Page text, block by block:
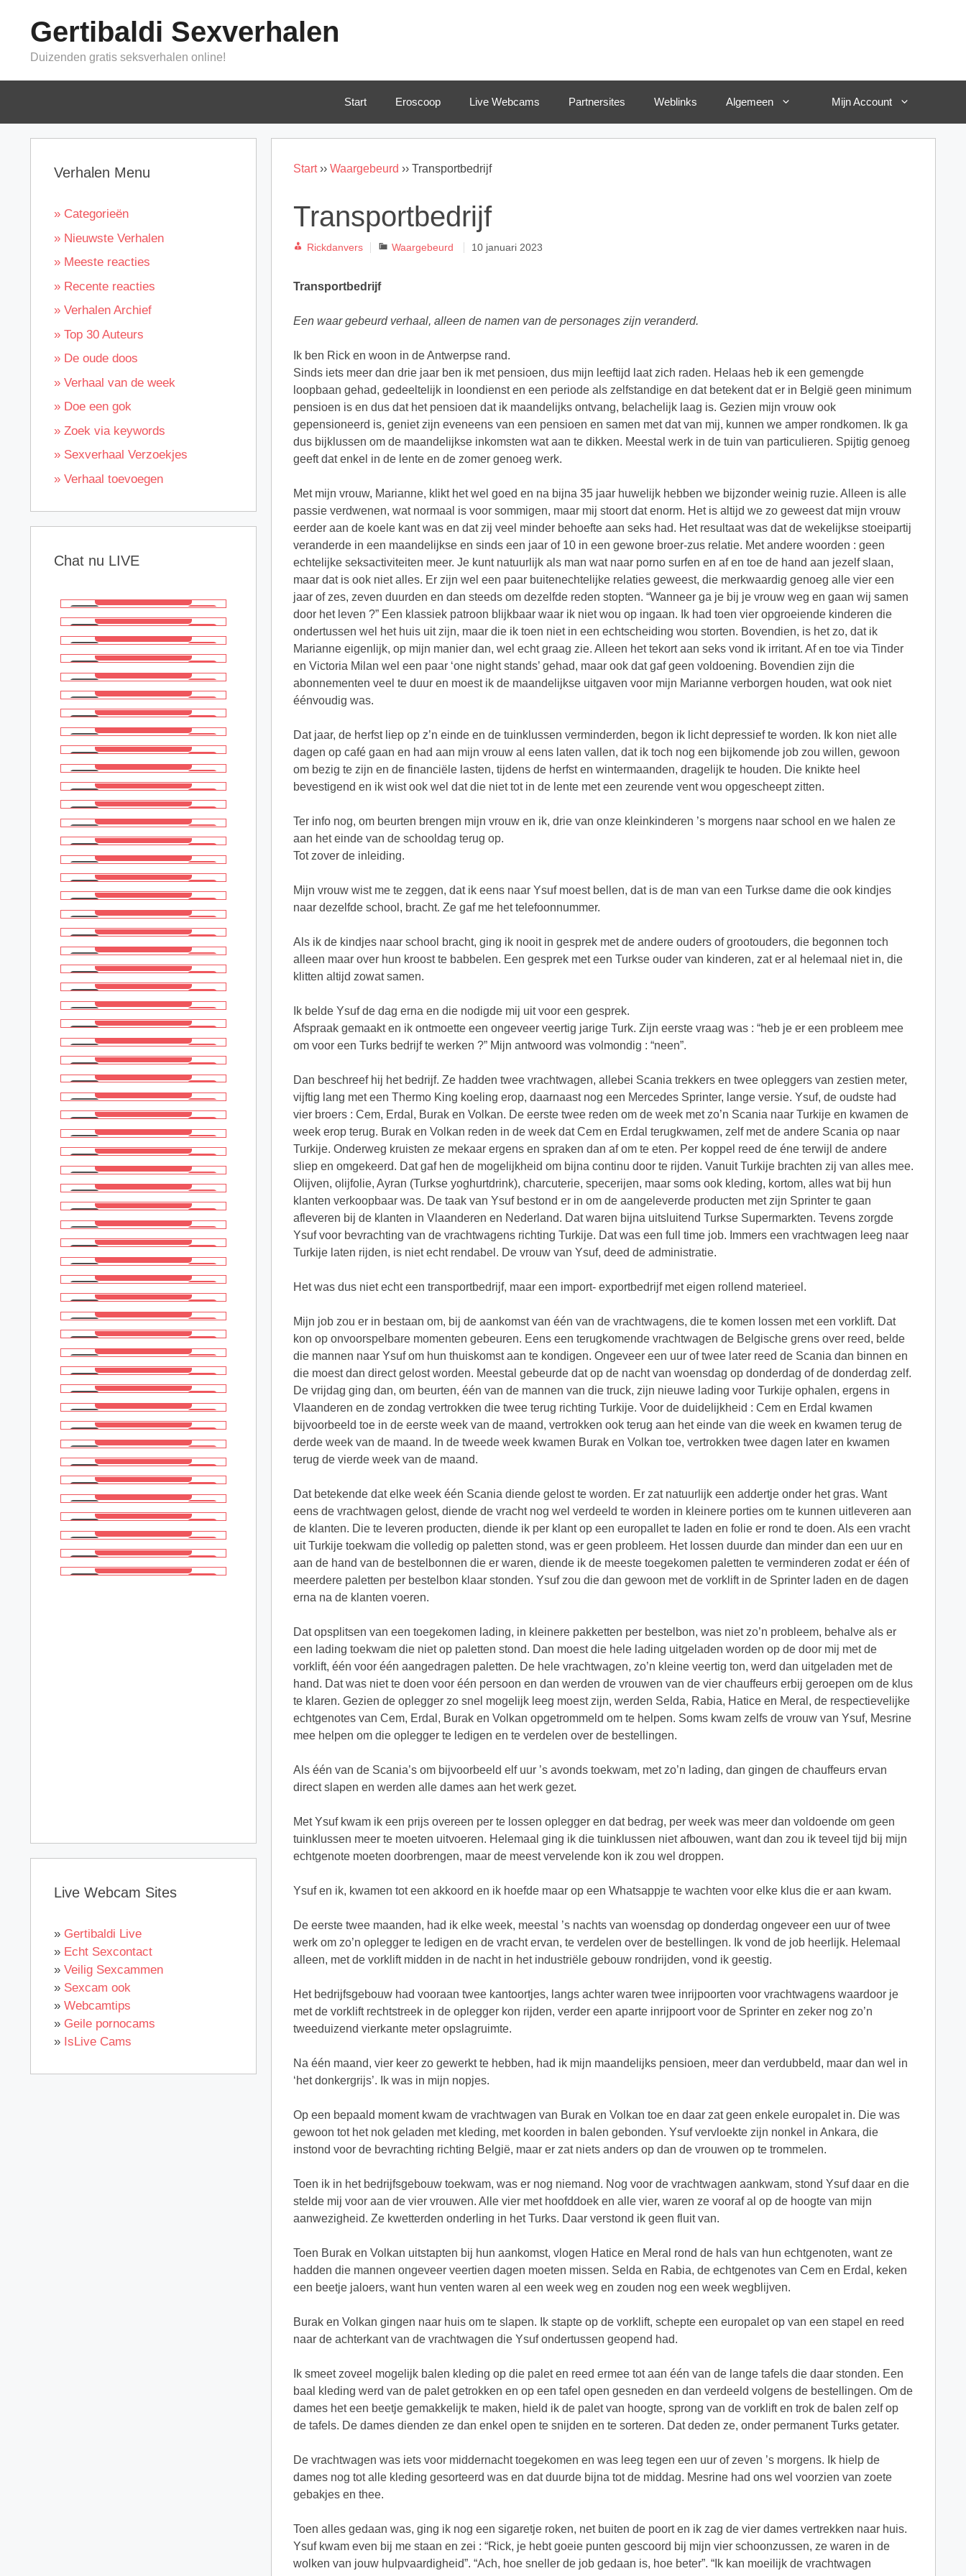
inhoud
Gertibaldi Sexverhalen
Duizenden gratis seksverhalen online!
Start Eroscoop Live Webcams Partnersites Weblinks Algemeen Mijn Account
Start›› Waargebeurd ›› Transportbedrijf
Transportbedrijf
Rickdanvers Categorieën
Waargebeurd 10 januari 2023
Transportbedrijf
Een waar gebeurd verhaal, alleen de namen van de personages zijn veranderd.
Ik ben Rick en woon in de Antwerpse rand.
Sinds iets meer dan drie jaar ben ik met pensioen, dus mijn leeftijd laat zich raden. Helaas heb ik een gemengde
loopbaan gehad, gedeeltelijk in loondienst en een periode als zelfstandige en dat betekent dat er in België geen minimum
pensioen is en dus dat het pensioen dat ik maandelijks ontvang, belachelijk laag is. Gezien mijn vrouw ook
gepensioneerd is, geniet zijn eveneens van een pensioen en samen met dat van mij, kunnen we amper rondkomen. Ik ga
dus bijklussen om de maandelijkse inkomsten wat aan te dikken. Meestal werk in de tuin van particulieren. Spijtig genoeg
geeft dat enkel in de lente en de zomer genoeg werk.
Met mijn vrouw, Marianne, klikt het wel goed en na bijna 35 jaar huwelijk hebben we bijzonder weinig ruzie. Alleen is alle
passie verdwenen, wat normaal is voor sommigen, maar mij stoort dat enorm. Het is altijd we zo geweest dat mijn vrouw
eerder aan de koele kant was en dat zij veel minder behoefte aan seks had. Het resultaat was dat de wekelijkse stoeipartij
veranderde in een maandelijkse en sinds een jaar of 10 in een gewone broer-zus relatie. Met andere woorden : geen
echtelijke seksactiviteiten meer. Je kunt natuurlijk als man wat naar porno surfen en af en toe de hand aan jezelf slaan,
maar dat is ook niet alles. Er zijn wel een paar buitenechtelijke relaties geweest, die merkwaardig genoeg alle vier een
jaar of zes, zeven duurden en dan steeds om dezelfde reden stopten. “Wanneer ga je bij je vrouw weg en gaan wij samen
door het leven ?” Een klassiek patroon blijkbaar waar ik niet wou op ingaan. Ik had toen vier opgroeiende kinderen die
ondertussen wel het huis uit zijn, maar die ik toen niet in een echtscheiding wou storten. Bovendien, is het zo, dat ik
Marianne eigenlijk, op mijn manier dan, wel echt graag zie. Alleen het tekort aan seks vond ik irritant. Af en toe via Tinder
en Victoria Milan wel een paar ‘one night stands’ gehad, maar ook dat gaf geen voldoening. Bovendien zijn die
abonnementen veel te duur en moest ik de maandelijkse uitgaven voor mijn Marianne verborgen houden, wat ook niet
éénvoudig was.
Dat jaar, de herfst liep op z’n einde en de tuinklussen verminderden, begon ik licht depressief te worden. Ik kon niet alle
dagen op café gaan en had aan mijn vrouw al eens laten vallen, dat ik toch nog een bijkomende job zou willen, gewoon
om bezig te zijn en de financiële lasten, tijdens de herfst en wintermaanden, dragelijk te houden. Die knikte heel
bevestigend en ik wist ook wel dat die niet tot in de lente met een zeurende vent wou opgescheept zitten.
Ter info nog, om beurten brengen mijn vrouw en ik, drie van onze kleinkinderen ’s morgens naar school en we halen ze
aan het einde van de schooldag terug op.
Tot zover de inleiding.
Mijn vrouw wist me te zeggen, dat ik eens naar Ysuf moest bellen, dat is de man van een Turkse dame die ook kindjes
naar dezelfde school, bracht. Ze gaf me het telefoonnummer.
Als ik de kindjes naar school bracht, ging ik nooit in gesprek met de andere ouders of grootouders, die begonnen toch
alleen maar over hun kroost te babbelen. Een gesprek met een Turkse ouder van kinderen, zat er al helemaal niet in, die
klitten altijd zowat samen.
Ik belde Ysuf de dag erna en die nodigde mij uit voor een gesprek.
Afspraak gemaakt en ik ontmoette een ongeveer veertig jarige Turk. Zijn eerste vraag was : “heb je er een probleem mee
om voor een Turks bedrijf te werken ?” Mijn antwoord was volmondig : “neen”.
Dan beschreef hij het bedrijf. Ze hadden twee vrachtwagen, allebei Scania trekkers en twee opleggers van zestien meter,
vijftig lang met een Thermo King koeling erop, daarnaast nog een Mercedes Sprinter, lange versie. Ysuf, de oudste had
vier broers : Cem, Erdal, Burak en Volkan. De eerste twee reden om de week met zo’n Scania naar Turkije en kwamen de
week erop terug. Burak en Volkan reden in de week dat Cem en Erdal terugkwamen, zelf met de andere Scania op naar
Turkije. Onderweg kruisten ze mekaar ergens en spraken dan af om te eten. Per koppel reed de éne terwijl de andere
sliep en omgekeerd. Dat gaf hen de mogelijkheid om bijna continu door te rijden. Vanuit Turkije brachten zij van alles mee.
Olijven, olijfolie, Ayran (Turkse yoghurtdrink), charcuterie, specerijen, maar soms ook kleding, kortom, alles wat bij hun
klanten verkoopbaar was. De taak van Ysuf bestond er in om de aangeleverde producten met zijn Sprinter te gaan
afleveren bij de klanten in Vlaanderen en Nederland. Dat waren bijna uitsluitend Turkse Supermarkten. Tevens zorgde
Ysuf voor bevrachting van de vrachtwagens richting Turkije. Dat was een full time job. Immers een vrachtwagen leeg naar
Turkije laten rijden, is niet echt rendabel. De vrouw van Ysuf, deed de administratie.
Het was dus niet echt een transportbedrijf, maar een import- exportbedrijf met eigen rollend materieel.
Mijn job zou er in bestaan om, bij de aankomst van één van de vrachtwagens, die te komen lossen met een vorklift. Dat
kon op onvoorspelbare momenten gebeuren. Eens een terugkomende vrachtwagen de Belgische grens over reed, belde
die mannen naar Ysuf om hun thuiskomst aan te kondigen. Ongeveer een uur of twee later reed de Scania dan binnen en
die moest dan direct gelost worden. Meestal gebeurde dat op de nacht van woensdag op donderdag of de donderdag zelf.
De vrijdag ging dan, om beurten, één van de mannen van die truck, zijn nieuwe lading voor Turkije ophalen, ergens in
Vlaanderen en de zondag vertrokken die twee terug richting Turkije. Voor de duidelijkheid : Cem en Erdal kwamen
bijvoorbeeld toe in de eerste week van de maand, vertrokken ook terug aan het einde van die week en kwamen terug de
derde week van de maand. In de tweede week kwamen Burak en Volkan toe, vertrokken twee dagen later en kwamen
terug de vierde week van de maand.
Dat betekende dat elke week één Scania diende gelost te worden. Er zat natuurlijk een addertje onder het gras. Want
eens de vrachtwagen gelost, diende de vracht nog wel verdeeld te worden in kleinere porties om te kunnen uitleveren aan
de klanten. Die te leveren producten, diende ik per klant op een europallet te laden en folie er rond te doen. Als een vracht
uit Turkije toekwam die volledig op paletten stond, was er geen probleem. Het lossen duurde dan minder dan een uur en
aan de hand van de bestelbonnen die er waren, diende ik de meeste toegekomen paletten te verminderen zodat er één of
meerdere paletten per bestelbon klaar stonden. Ysuf zou die dan gewoon met de vorklift in de Sprinter laden en de dagen
erna na de klanten voeren.
Dat opsplitsen van een toegekomen lading, in kleinere pakketten per bestelbon, was niet zo’n probleem, behalve als er
een lading toekwam die niet op paletten stond. Dan moest die hele lading uitgeladen worden op de door mij met de
vorklift, één voor één aangedragen paletten. De hele vrachtwagen, zo’n kleine veertig ton, werd dan uitgeladen met de
hand. Dat was niet te doen voor één persoon en dan werden de vrouwen van de vier chauffeurs erbij geroepen om de klus
te klaren. Gezien de oplegger zo snel mogelijk leeg moest zijn, werden Selda, Rabia, Hatice en Meral, de respectievelijke
echtgenotes van Cem, Erdal, Burak en Volkan opgetrommeld om te helpen. Soms kwam zelfs de vrouw van Ysuf, Mesrine
mee helpen om die oplegger te ledigen en te verdelen over de bestellingen.
Als één van de Scania’s om bijvoorbeeld elf uur ’s avonds toekwam, met zo’n lading, dan gingen de chauffeurs ervan
direct slapen en werden alle dames aan het werk gezet.
Met Ysuf kwam ik een prijs overeen per te lossen oplegger en dat bedrag, per week was meer dan voldoende om geen
tuinklussen meer te moeten uitvoeren. Helemaal ging ik die tuinklussen niet afbouwen, want dan zou ik teveel tijd bij mijn
echtgenote moeten doorbrengen, maar de meest vervelende kon ik zou wel droppen.
Ysuf en ik, kwamen tot een akkoord en ik hoefde maar op een Whatsappje te wachten voor elke klus die er aan kwam.
De eerste twee maanden, had ik elke week, meestal ’s nachts van woensdag op donderdag ongeveer een uur of twee
werk om zo’n oplegger te ledigen en de vracht ervan, te verdelen over de bestellingen. Ik vond de job heerlijk. Helemaal
alleen, met de vorklift midden in de nacht in het industriële gebouw rondrijden, vond ik geestig.
Het bedrijfsgebouw had vooraan twee kantoortjes, langs achter waren twee inrijpoorten voor vrachtwagens waardoor je
met de vorklift rechtstreek in de oplegger kon rijden, verder een aparte inrijpoort voor de Sprinter en zeker nog zo’n
tweeduizend vierkante meter opslagruimte.
Na één maand, vier keer zo gewerkt te hebben, had ik mijn maandelijks pensioen, meer dan verdubbeld, maar dan wel in
‘het donkergrijs’. Ik was in mijn nopjes.
Op een bepaald moment kwam de vrachtwagen van Burak en Volkan toe en daar zat geen enkele europalet in. Die was
gewoon tot het nok geladen met kleding, met koorden in balen gebonden. Ysuf vervloekte zijn nonkel in Ankara, die
instond voor de bevrachting richting België, maar er zat niets anders op dan de vrouwen op te trommelen.
Toen ik in het bedrijfsgebouw toekwam, was er nog niemand. Nog voor de vrachtwagen aankwam, stond Ysuf daar en die
stelde mij voor aan de vier vrouwen. Alle vier met hoofddoek en alle vier, waren ze vooraf al op de hoogte van mijn
aanwezigheid. Ze kwetterden onderling in het Turks. Daar verstond ik geen fluit van.
Toen Burak en Volkan uitstapten bij hun aankomst, vlogen Hatice en Meral rond de hals van hun echtgenoten, want ze
hadden die mannen ongeveer veertien dagen moeten missen. Selda en Rabia, de echtgenotes van Cem en Erdal, keken
een beetje jaloers, want hun venten waren al een week weg en zouden nog een week wegblijven.
Burak en Volkan gingen naar huis om te slapen. Ik stapte op de vorklift, schepte een europalet op van een stapel en reed
naar de achterkant van de vrachtwagen die Ysuf ondertussen geopend had.
Ik smeet zoveel mogelijk balen kleding op die palet en reed ermee tot aan één van de lange tafels die daar stonden. Een
baal kleding werd van de palet getrokken en op een tafel open gesneden en dan verdeeld volgens de bestellingen. Om de
dames het een beetje gemakkelijk te maken, hield ik de palet van hoogte, sprong van de vorklift en trok de balen zelf op
de tafels. De dames dienden ze dan enkel open te snijden en te sorteren. Dat deden ze, onder permanent Turks getater.
De vrachtwagen was iets voor middernacht toegekomen en was leeg tegen een uur of zeven ’s morgens. Ik hielp de
dames nog tot alle kleding gesorteerd was en dat duurde bijna tot de middag. Mesrine had ons wel voorzien van zoete
gebakjes en thee.
Toen alles gedaan was, ging ik nog een sigaretje roken, net buiten de poort en ik zag de vier dames vertrekken naar huis.
Ysuf kwam even bij me staan en zei : “Rick, je hebt goeie punten gescoord bij mijn vier schoonzussen, ze waren in de
wolken van jouw hulpvaardigheid”. “Ach, hoe sneller de job gedaan is, hoe beter”. “Ik kan moeilijk de vrachtwagen
Verhalen Menu
» Categorieën
» Nieuwste Verhalen
» Meeste reacties
» Recente reacties
» Verhalen Archief
» Top 30 Auteurs
» De oude doos
» Verhaal van de week
» Doe een gok
» Zoek via keywords
» Sexverhaal Verzoekjes
» Verhaal toevoegen
Chat nu LIVE
Live Webcam Sites
» Gertibaldi Live
» Echt Sexcontact
» Veilig Sexcammen
» Sexcam ook
» Webcamtips
» Geile pornocams
» IsLive Cams